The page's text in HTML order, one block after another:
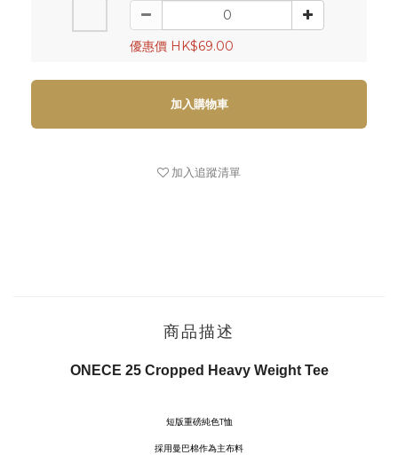
優惠價 HK$69.00
加入購物車
加入追蹤清單
商品描述
ONECE 25 Cropped Heavy Weight Tee
短版重磅純色T恤
採用曼巴棉作為主布料